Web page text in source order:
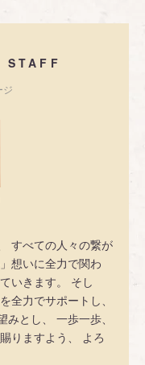
STAFF
ジ
すべての人々の繋が
想いに全力で関わ
いきます。 そし
全力でサポートし、
とし、 一歩一歩、
りますよう、 よろ